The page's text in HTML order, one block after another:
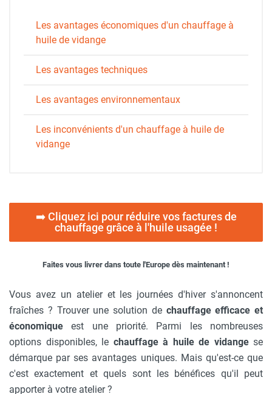
Les avantages économiques d'un chauffage à
huile de vidange
Les avantages techniques
Les avantages environnementaux
Les inconvénients d'un chauffage à huile de
vidange
➡️ Cliquez ici pour réduire vos factures de
chauffage grâce à l'huile usagée !
Faites vous livrer dans toute l'Europe dès maintenant !
Vous avez un atelier et les journées d'hiver s'annoncent
fraîches ? Trouver une solution de chauffage efficace et
économique est une priorité. Parmi les nombreuses
options disponibles, le chauffage à huile de vidangese
démarque par ses avantages uniques. Mais qu'est-ce que
c'est exactement et quels sont les bénéfices qu'il peut
apporter à votre atelier ?